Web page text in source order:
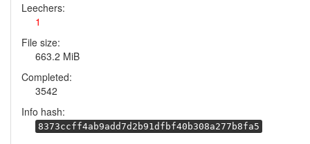
Leechers:
1
File size:
663.2 MiB
Completed:
3542
Info hash:
8373ccff4ab9add7d2b91dfbf40b308a277b8fa5